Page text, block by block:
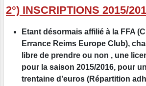
2°) INSCRIPTIONS 2015/
Etant désormais affilié à la FFA
Errance Reims Europe Club),
libre de prendre ou non , une
pour la saison 2015/2016, pour
trentaine d’euros (Répartition